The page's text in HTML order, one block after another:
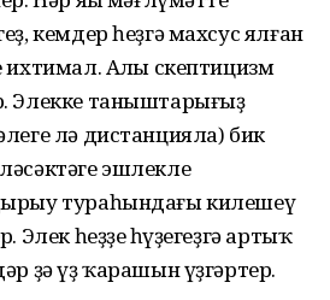
кемдер һеҙгә махсус ялған
ихтимал. Аңлы скептицизм
Элекке таныштарығыҙ
лә дистанцияла) бик
эшлекле
тураһындағы килешеү
һеҙҙең һүҙегеҙгә артыҡ
ҙә үҙ ҡарашын үҙгәртер.